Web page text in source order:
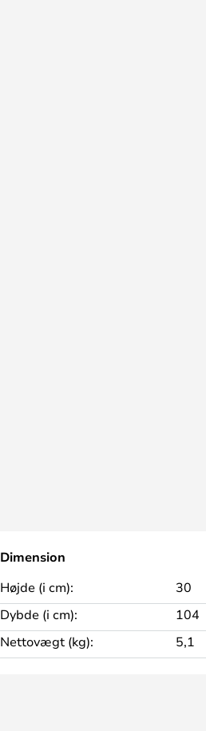
Dimension
Højde (i cm):
30
Dybde (i cm):
104
Nettovægt (kg):
5,1